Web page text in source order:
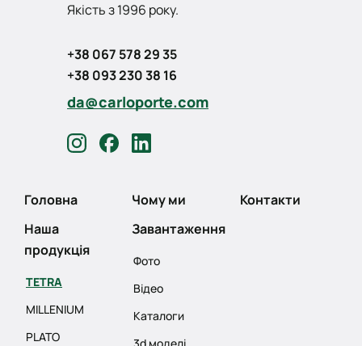
Якість з 1996 року.
+38 067 578 29 35
+38 093 230 38 16
da@carloporte.com
Головна Чому ми
Контакти
Наша
продукція
TETRA
MILLENIUM
PLATO
Завантаження
Фото
Відео
Каталоги